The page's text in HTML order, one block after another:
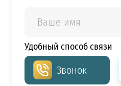
Удобный способ связи
Звонок